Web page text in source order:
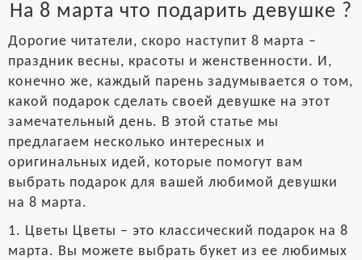
На 8 марта что подарить девушке ?
Дорогие читатели, скоро наступит 8 марта –
праздник весны, красоты и женственности. И,
конечно же, каждый парень задумывается о том,
какой подарок сделать своей девушке на этот
замечательный день. В этой статье мы
предлагаем несколько интересных и
оригинальных идей, которые помогут вам
выбрать подарок для вашей любимой девушки
на 8 марта.
1. Цветы Цветы – это классический подарок на 8
марта. Вы можете выбрать букет из ее любимых